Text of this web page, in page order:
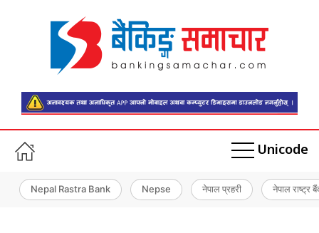
Unicode
Nepal Rastra Bank Nepse नेपाल प्रहरी नेपाल राष्ट्र